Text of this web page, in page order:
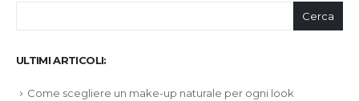
Cerca
ULTIMI ARTICOLI:
Come scegliere un make-up naturale per ogni look